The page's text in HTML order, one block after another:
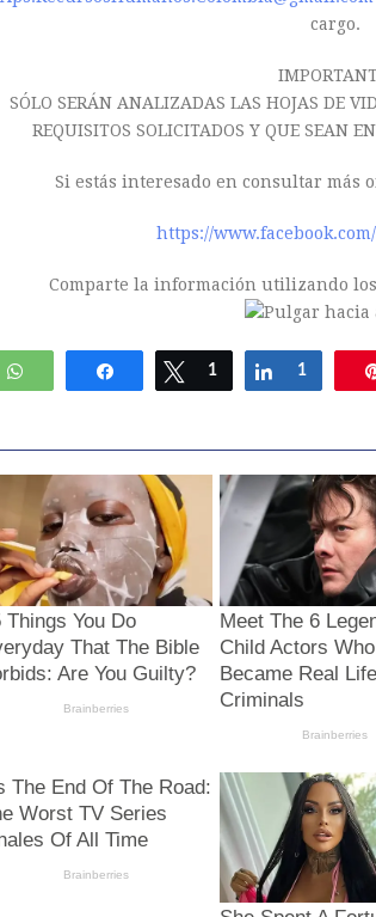
cargo.
SÓLO SERÁN ANALIZADAS LAS HOJAS DE
REQUISITOS SOLICITADOS Y QUE SEAN
Si estás interesado en consultar más
https://
Comparte la información utilizando
WhatsApp Compartir Twittear
1 Compartir
1